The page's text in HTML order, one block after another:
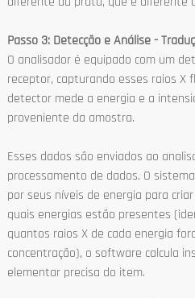
Passo 3: Detecção e Análise -
O analisador é equipado com um
receptor, capturando esses raios X
detector mede a energia e a
proveniente da amostra.
Esses dados são enviados ao
processamento de dados. O
por seus níveis de energia para
quais energias estão presentes
quantos raios X de cada energia
concentração), o software calcula
elementar precisa do item.